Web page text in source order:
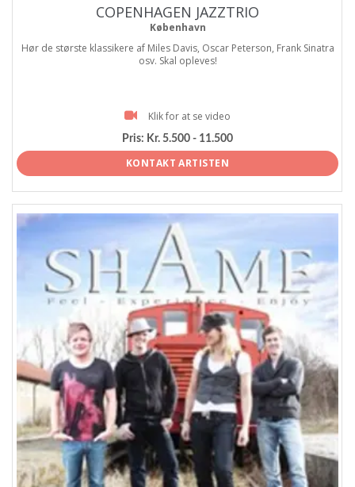
COPENHAGEN JAZZTRIO
København
Hør de største klassikere af Miles Davis, Oscar Peterson, Frank Sinatra
osv. Skal opleves!
Klik for at se video
Pris: Kr. 5.500 - 11.500
KONTAKT ARTISTEN